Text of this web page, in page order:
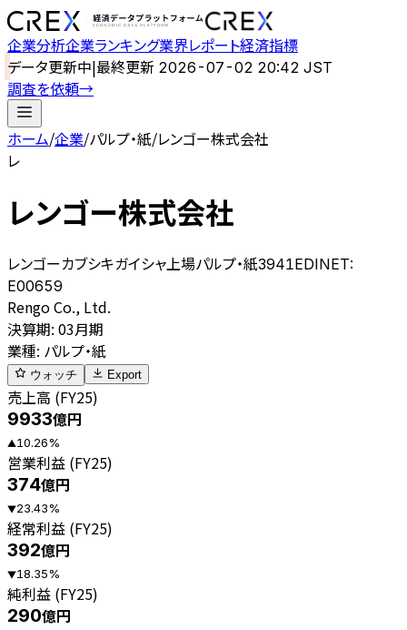
企業分析企業ランキング業界レポート経済指標
データ更新中|最終更新 2026-07-02 20:42 JST
調査を依頼→
ホーム/企業/パルプ・紙/レンゴー株式会社
レ
レンゴー株式会社
レンゴーカブシキガイシャ 上場パルプ・紙3941EDINET:
E00659
Rengo Co., Ltd.
決算期: 03月期
業種: パルプ・紙
ウォッチ Export
売上高 (FY25)
9933億円
▲10.26%
営業利益 (FY25)
374億円
▼23.43%
経常利益 (FY25)
392億円
▼18.35%
純利益 (FY25)
290億円